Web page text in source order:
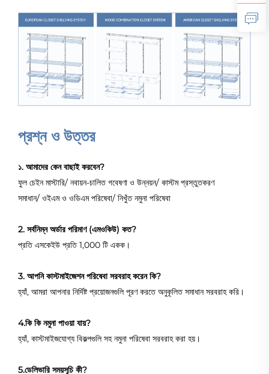
প্রশ্ন ও উত্তর
১. আমাদের কেন বাছাই করবেন?
ফুল চেইন মাস্টারি/ নবায়ন-চালিত গবেষণা ও উন্নয়ন/ কাস্টম প্রস্তুতকরণ
সমাধান/ ওইএম ও ওডিএম পরিষেবা/ নিখুঁত নমুনা পরিষেবা
2. সর্বনিম্ন অর্ডার পরিমাণ (এমওকিউ) কত?
প্রতি এসকেইউ প্রতি 1,000 টি একক।
3. আপনি কাস্টমাইজেশন পরিষেবা সরবরাহ করেন কি?
হ্যাঁ, আমরা আপনার নির্দিষ্ট প্রয়োজনগুলি পূরণ করতে অনুকূলিত সমাধান সরবরাহ করি।
4.কি কি নমুনা পাওয়া যায়?
হ্যাঁ, কাস্টমাইজযোগ্য বিকল্পগুলি সহ নমুনা পরিষেবা সরবরাহ করা হয়।
5.ডেলিভারি সময়সূচি কী?